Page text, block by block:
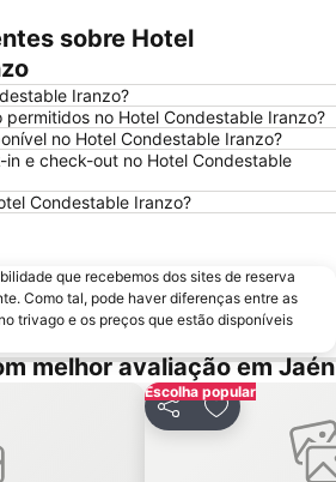
sobre Hotel
Iranzo?
permitidos no Hotel Condestable Iranzo?
no Hotel Condestable Iranzo?
e check-out no Hotel Condestable
Condestable Iranzo?
que recebemos dos sites de reserva
Como tal, pode haver diferenças entre as
trivago e os preços que estão disponíveis
melhor avaliação em Jaén
Escolha popular
PartilharAdicionar